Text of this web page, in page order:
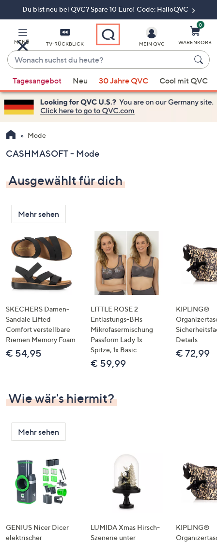
Du bist neu bei QVC? Spare 10 Euro! Code: HalloQVC
MENÜ TV-RÜCKBLICK
Wonach
suchst
du
heute?
Vorschläge
verfügbar
sind,
verwenden
Sie
Pfeiltasten
oben
und
nach
unten
oder
wischen
Sie
Touch-
Geräten
links
bzw.
rechts,
um
diese
MEIN QVC
0
WARENKORB
Tagesangebot Neu 30 Jahre QVC Cool mit QVC
Mode
CASHMASOFT - Mode
Ausgewählt für dich
Mehr sehen
SKECHERS Damen-
Sandale Lifted
Comfort verstellbare
Riemen Memory Foam
€ 54,95
LITTLE ROSE 2
Entlastungs-BHs
Mikrofasermischung
Passform Lady 1x
Spitze, 1x Basic
€ 59,99
KIPLING®
Details
€ 72,99
Wie wär's hiermit?
Mehr sehen
GENIUS Nicer Dicer
elektrischer
LUMIDA Xmas Hirsch-
Szenerie unter
KIPLING®